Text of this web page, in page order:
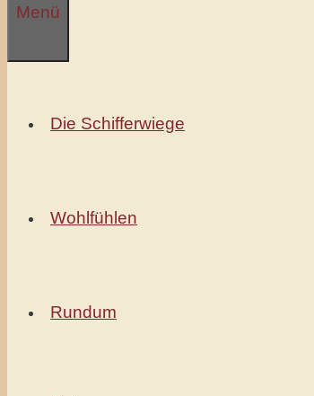
springen
Menü
Die Schifferwiege
Wohlfühlen
Rundum